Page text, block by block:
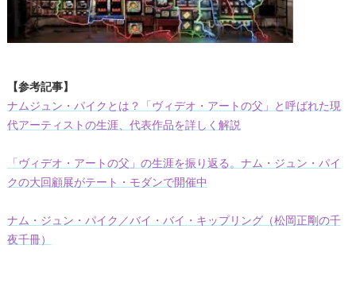
【参考記事】
ナムジュン・パイクとは？「ヴィデオ・アートの父」と呼ばれた現
代アーティストの生涯、代表作品を詳しく解説
「ヴィデオ・アートの父」の生涯を振り返る。ナム・ジュン・パイ
クの大回顧展がテート・モダンで開催中
ナム・ジュン・パイク／バイ・バイ・キップリング（松岡正剛の千
夜千冊）